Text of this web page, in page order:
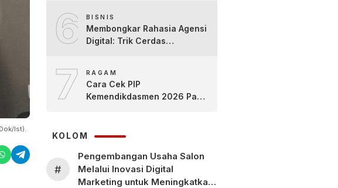
Ist).
6 BISNIS
Membongkar Rahasia Agensi
Digital: Trik Cerdas
7 RAGAM
Cara Cek PIP
Kemendikdasmen 2026 Pakai
KOLOM
#
Pengembangan Usaha Salon
Melalui Inovasi Digital
Marketing untuk Meningkatkan